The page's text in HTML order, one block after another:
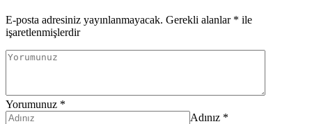
E-posta adresiniz yayınlanmayacak. Gerekli alanlar * ile
işaretlenmişlerdir
Yorumunuz *
Adınız *